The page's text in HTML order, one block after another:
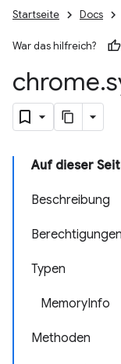
Startseite Docs
War das hilfreich?
chrome.
Auf dieser
Beschreibung
Berechtigungen
Typen
MemoryInfo
Methoden